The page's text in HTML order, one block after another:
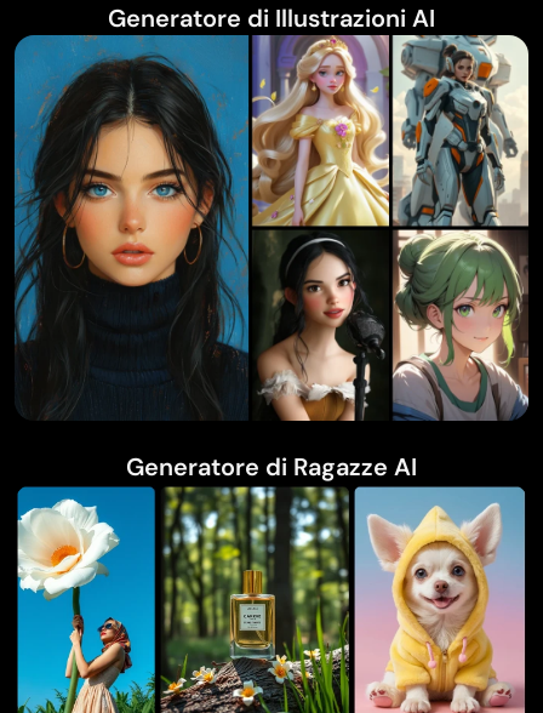
Generatore di Illustrazioni AI
Generatore di Ragazze AI